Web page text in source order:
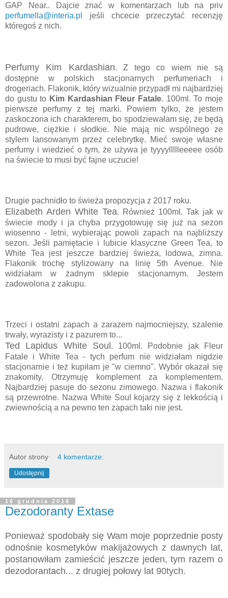
GAP Near.. Dajcie znać w komentarzach lub na priv
perfumella@interia.pl
jeśli chcecie przeczytać recenzję
któregoś z nich.
Perfumy Kim Kardashian. Z tego co wiem nie są
dostępne w polskich stacjonarnych perfumeriach i
drogeriach. Flakonik, który wizualnie przypadł mi najbardziej
do gustu to Kim Kardashian Fleur Fatale. 100ml. To moje
pierwsze perfumy z tej marki. Powiem tylko, że jestem
zaskoczona ich charakterem, bo spodziewałam się, że będą
pudrowe, ciężkie i słodkie. Nie mają nic wspólnego ze
stylem lansowanym przez celebrytkę. Mieć swoje własne
perfumy i wiedzieć o tym, że używa je tyyyyllllleeeee osób
na świecie to musi być fajne uczucie!
Drugie pachnidło to świeża propozycja z 2017 roku.
Elizabeth Arden White Tea. Również 100ml. Tak jak w
świecie mody i ja chyba przygotowuję się już na sezon
wiosenno - letni, wybierając powoli zapach na najbliższy
sezon. Jeśli pamiętacie i lubicie klasyczne Green Tea, to
White Tea jest jeszcze bardziej świeża, lodowa, zimna.
Flakonik trochę stylizowany na linię 5th Avenue. Nie
widziałam w żadnym sklepie stacjonarnym. Jestem
zadowolona z zakupu.
Trzeci i ostatni zapach a zarazem najmocniejszy, szalenie
trwały, wyrazisty i z pazurem to...
Ted Lapidus White Soul. 100ml. Podobnie jak Fleur
Fatale i White Tea - tych perfum nie widziałam nigdzie
stacjonarnie i też kupiłam je "w ciemno". Wybór okazał się
znakomity. Otrzymuję komplement za komplementem.
Najbardziej pasuje do sezonu zimowego. Nazwa i flakonik
są przewrotne. Nazwa White Soul kojarzy się z lekkością i
zwiewnością a na pewno ten zapach taki nie jest.
Autor strony 4 komentarze:
Udostępnij
16 grudnia 2018
Dezodoranty Extase
Ponieważ spodobały się Wam moje poprzednie posty
odnośnie kosmetyków makijażowych z dawnych lat,
postanowiłam zamieścić jeszcze jeden, tym razem o
dezodorantach... z drugiej połowy lat 90tych.